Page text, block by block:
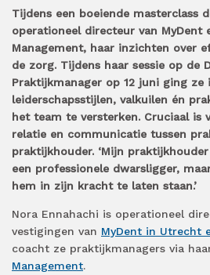
Tijdens een boeiende masterclass
operationeel directeur van MyDent
Management, haar inzichten over
de zorg. Tijdens haar sessie op de
Praktijkmanager op 12 juni ging ze
leiderschapsstijlen, valkuilen én
het team te versterken. Cruciaal is
relatie en communicatie tussen
praktijkhouder. ‘Mijn
een professionele dwarsligger,
hem in zijn kracht te laten staan.’
Nora Ennahachi is operationeel
vestigingen van MyDent in Utrecht
coacht ze praktijkmanagers via
Management.